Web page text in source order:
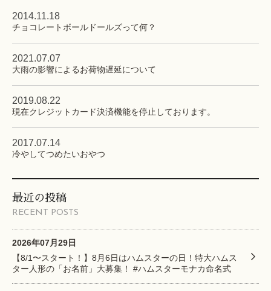
最近の投稿
RECENT POSTS
2026年07月29日
【8/1〜スタート！】8月6日はハムスターの日！特大ハムス
ター人形の「お名前」大募集！ #ハムスターモナカ命名式
2014.11.18
チョコレートボールドールズって何？
2021.07.07
大雨の影響によるお荷物遅延について
2019.08.22
現在クレジットカード決済機能を停止しております。
2017.07.14
冷やしてつめたいおやつ